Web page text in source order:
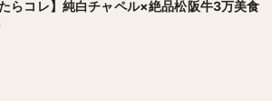
らコレ】純白チャペル×絶品松阪牛3万美食